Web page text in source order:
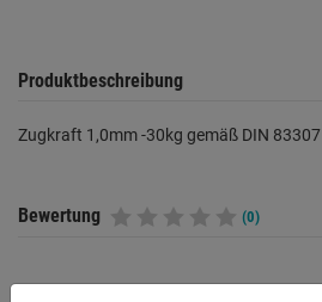
Produktbeschreibung
Zugkraft 1,0mm -30kg gemäß DIN 83307
Bewertung (0)